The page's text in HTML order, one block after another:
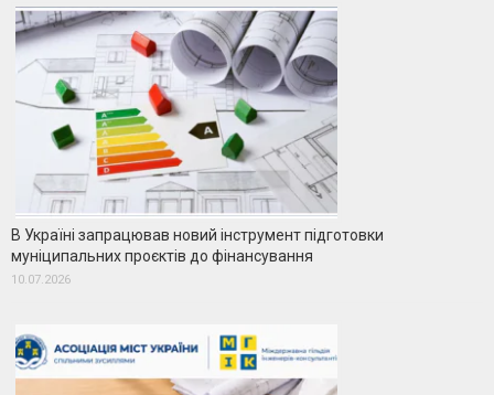
В Україні запрацював новий інструмент підготовки
муніципальних проєктів до фінансування
10.07.2026